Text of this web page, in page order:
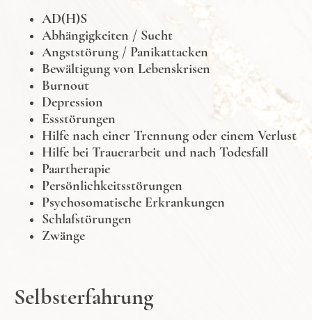
AD(H)S
Abhängigkeiten / Sucht
Angststörung / Panikattacken
Bewältigung von Lebenskrisen
Burnout
Depression
Essstörungen
Hilfe nach einer Trennung oder einem Verlust
Hilfe bei Trauerarbeit und nach Todesfall
Paartherapie
Persönlichkeitsstörungen
Psychosomatische Erkrankungen
Schlafstörungen
Zwänge
Selbsterfahrung